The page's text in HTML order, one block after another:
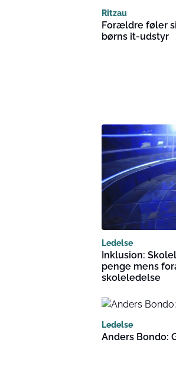
Ritzau
Forældre føler
børns it-udstyr
Ledelse
Inklusion:
penge mens
skoleledelse
Ledelse
Anders Bondo: